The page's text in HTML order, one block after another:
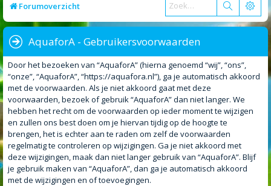
Forumoverzicht
AquaforA - Gebruikersvoorwaarden
Door het bezoeken van “AquaforA” (hierna genoemd “wij”, “ons”,
“onze”, “AquaforA”, “https://aquafora.nl”), ga je automatisch akkoord
met de voorwaarden. Als je niet akkoord gaat met deze
voorwaarden, bezoek of gebruik “AquaforA” dan niet langer. We
hebben het recht om de voorwaarden op ieder moment te wijzigen
en zullen ons best doen om je hiervan tijdig op de hoogte te
brengen, het is echter aan te raden om zelf de voorwaarden
regelmatig te controleren op wijzigingen. Ga je niet akkoord met
deze wijzigingen, maak dan niet langer gebruik van “AquaforA”. Blijf
je gebruik maken van “AquaforA”, dan ga je automatisch akkoord
met de wijzigingen en of toevoegingen.